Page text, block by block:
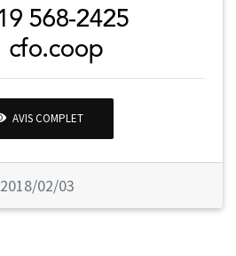
AVIS COMPLET
2018/02/03